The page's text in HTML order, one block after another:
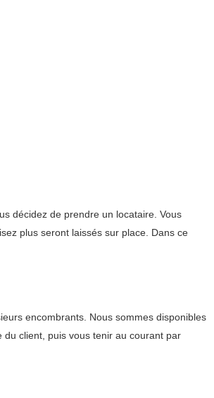
décidez de prendre un locataire. Vous
plus seront laissés sur place. Dans ce
encombrants. Nous sommes disponibles
client, puis vous tenir au courant par